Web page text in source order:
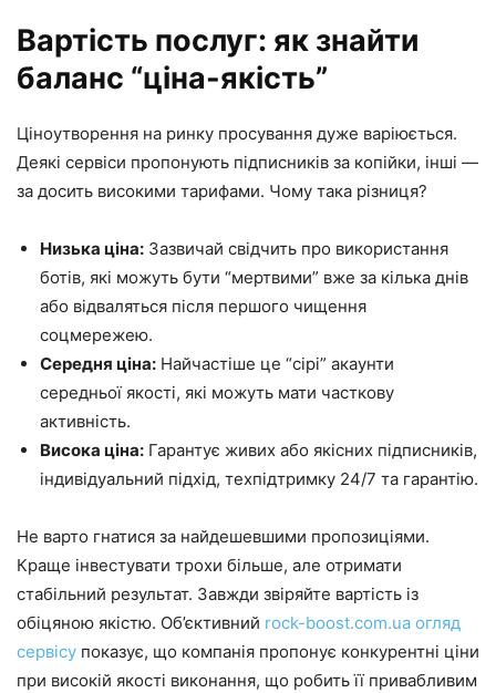
Вартість послуг: як знайти
баланс “ціна-якість”
Ціноутворення на ринку просування дуже варіюється.
Деякі сервіси пропонують підписників за копійки, інші —
за досить високими тарифами. Чому така різниця?
Низька ціна: Зазвичай свідчить про використання
ботів, які можуть бути “мертвими” вже за кілька днів
або відваляться після першого чищення
соцмережею.
Середня ціна: Найчастіше це “сірі” акаунти
середньої якості, які можуть мати часткову
активність.
Висока ціна: Гарантує живих або якісних підписників,
індивідуальний підхід, техпідтримку 24/7 та гарантію.
Не варто гнатися за найдешевшими пропозиціями.
Краще інвестувати трохи більше, але отримати
стабільний результат. Завжди звіряйте вартість із
обіцяною якістю. Об’єктивний rock-boost.com.ua огляд
сервісу показує, що компанія пропонує конкурентні ціни
при високій якості виконання, що робить її привабливим